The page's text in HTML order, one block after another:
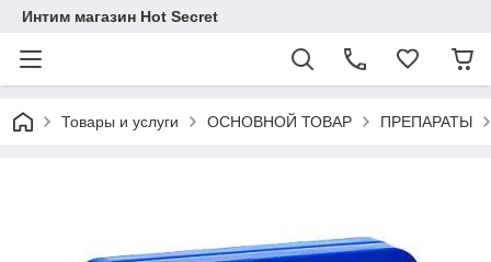
Интим магазин Hot Secret
Товары и услуги ОСНОВНОЙ ТОВАР ПРЕПАРАТЫ